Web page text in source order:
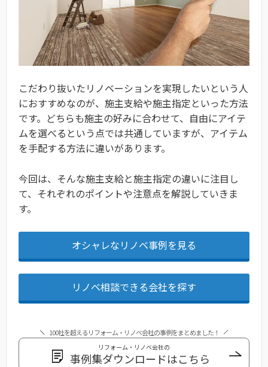
こだわり抜いたリノベーションを実現したいという人
におすすめなのが、施主支給や施主指定といった方法
です。どちらも施主の好みに合わせて、自由にアイテ
ムを選べるという点では共通していますが、アイテム
を手配する方法に違いがあります。
今回は、そんな施主支給と施主指定の違いに注目し
て、それぞれのポイントや注意点を解説していきま
す。
オシャレなリノベ事例を見る
リノベ相談できる会社を探す
100社を超えるリフォーム・リノベ会社の事例をまとめました！
リフォーム・リノベ会社の
事例集ダウンロードはこちら